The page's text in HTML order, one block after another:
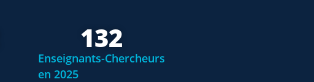
Enseignants-Chercheurs
en 2025
132